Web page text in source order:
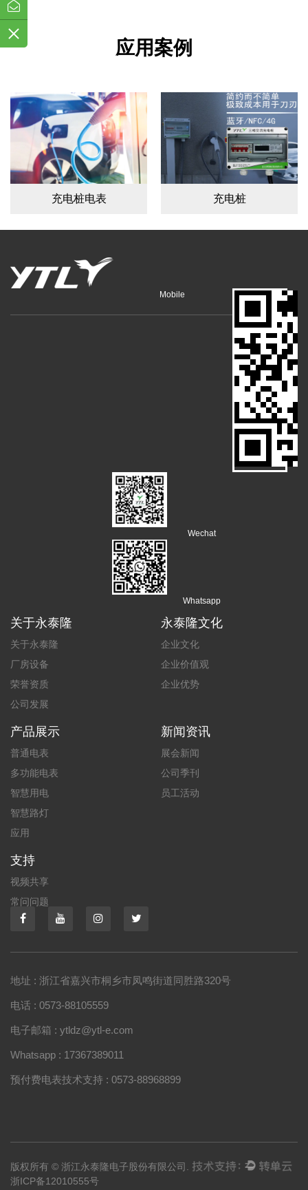
应用案例
充电桩电表 充电桩
Mobile
Wechat
Whatsapp
关于永泰隆
关于永泰隆
厂房设备
荣誉资质
公司发展
永泰隆文化
企业文化
企业价值观
企业优势
产品展示
普通电表
多功能电表
智慧用电
智慧路灯
应用
新闻资讯
展会新闻
公司季刊
员工活动
支持
视频共享
常问问题
地址 : 浙江省嘉兴市桐乡市凤鸣街道同胜路320号
电话 : 0573-88105559
电子邮箱 : ytldz@ytl-e.com
Whatsapp : 17367389011
预付费电表技术支持 : 0573-88968899
版权所有 © 浙江永泰隆电子股份有限公司.
浙ICP备12010555号